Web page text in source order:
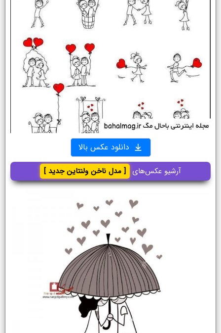
دانلود عکس بالا
آرشیو عکس‌های [ مدل ناخن ولنتاین جدید ]